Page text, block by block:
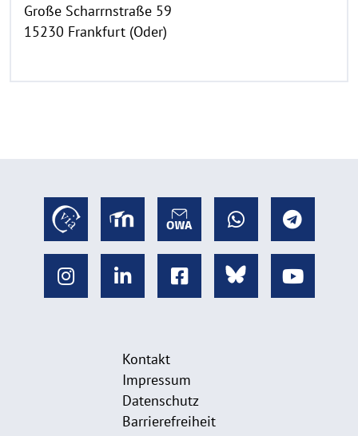
Große Scharrnstraße 59
15230 Frankfurt (Oder)
Kontakt
Impressum
Datenschutz
Barrierefreiheit